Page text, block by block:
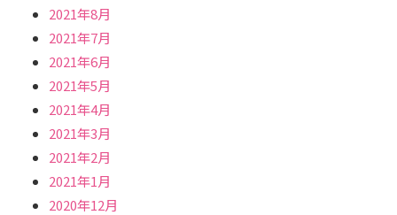
2021年8月
2021年7月
2021年6月
2021年5月
2021年4月
2021年3月
2021年2月
2021年1月
2020年12月